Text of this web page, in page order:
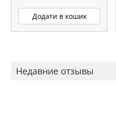
Додати в кошик
Недавние отзывы